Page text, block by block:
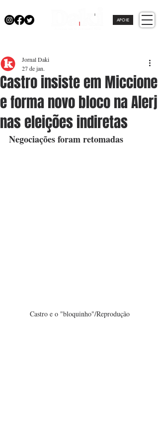
APOIE
Castro insiste em Miccione
e forma novo bloco na Alerj
nas eleições indiretas
Jornal Daki
27 de jan.
Negociações foram retomadas
Castro e o "bloquinho"/Reprodução